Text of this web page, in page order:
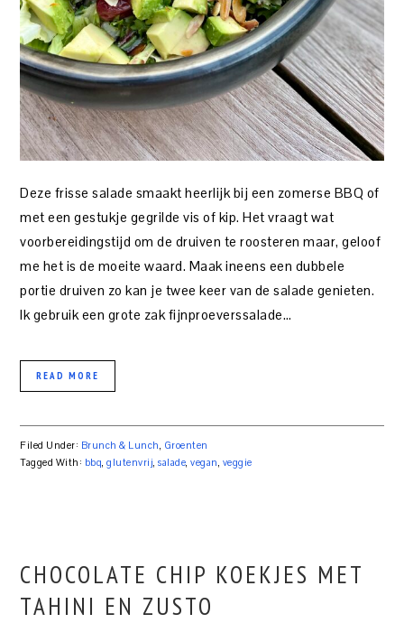
Deze frisse salade smaakt heerlijk bij een zomerse BBQ of
met een gestukje gegrilde vis of kip. Het vraagt wat
voorbereidingstijd om de druiven te roosteren maar, geloof
me het is de moeite waard. Maak ineens een dubbele
portie druiven zo kan je twee keer van de salade genieten.
Ik gebruik een grote zak fijnproeverssalade…
READ MORE
Filed Under: Brunch & Lunch, Groenten
Tagged With: bbq,glutenvrij,salade,vegan, veggie
CHOCOLATE CHIP KOEKJES MET
TAHINI EN ZUSTO